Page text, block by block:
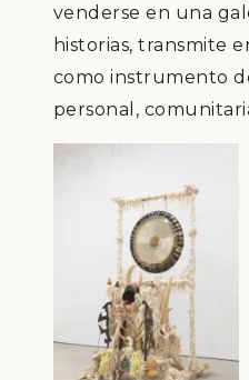
venderse en una
historias, transmite
como instrumento
personal,